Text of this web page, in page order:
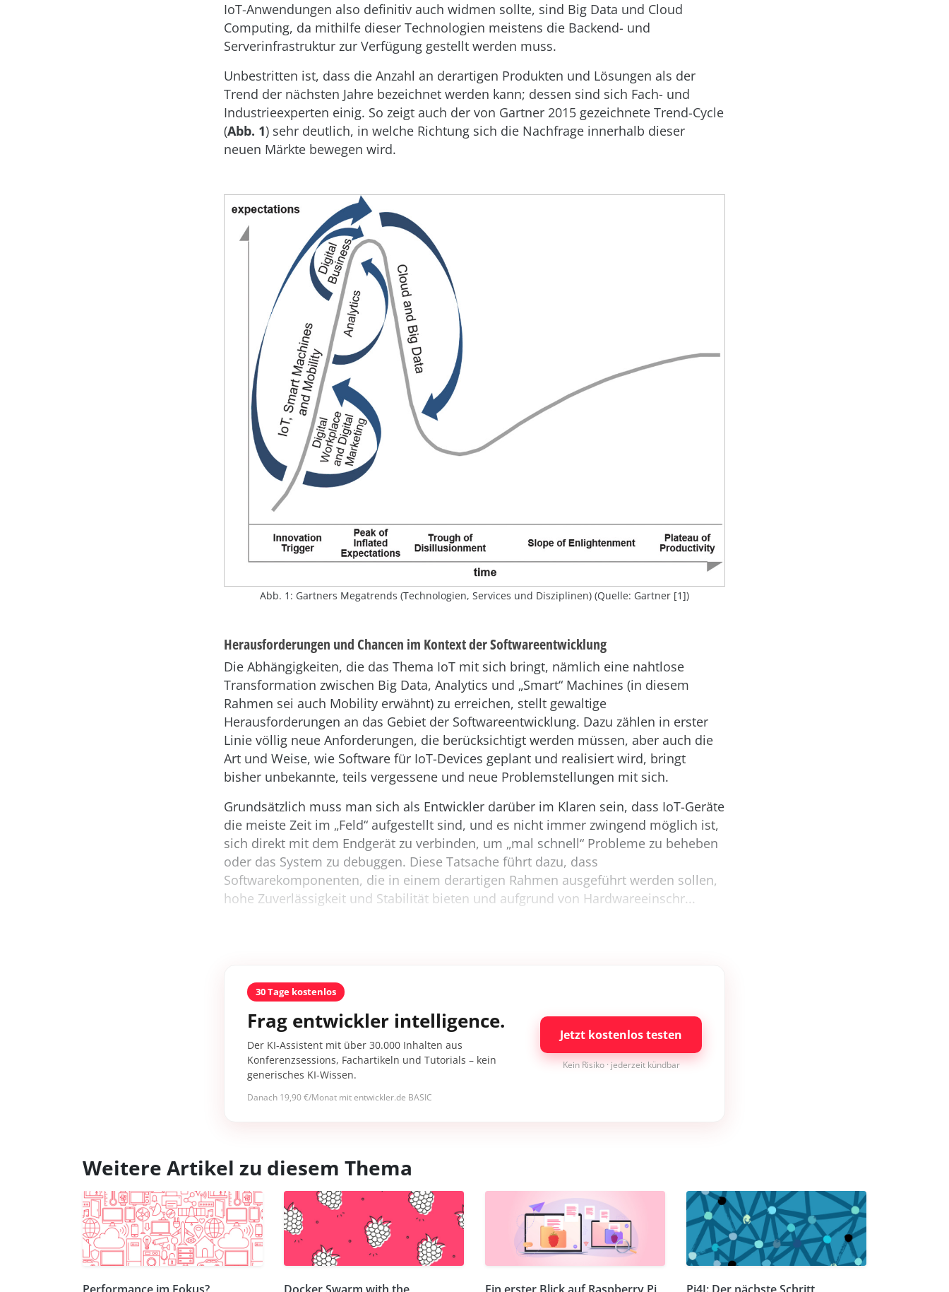
IoT-Anwendungen also definitiv auch widmen sollte, sind Big Data und Cloud
Computing, da mithilfe dieser Technologien meistens die Backend- und
Serverinfrastruktur zur Verfügung gestellt werden muss.
Unbestritten ist, dass die Anzahl an derartigen Produkten und Lösungen als der
Trend der nächsten Jahre bezeichnet werden kann; dessen sind sich Fach- und
Industrieexperten einig. So zeigt auch der von Gartner 2015 gezeichnete Trend-Cycle
(Abb. 1) sehr deutlich, in welche Richtung sich die Nachfrage innerhalb dieser
neuen Märkte bewegen wird.
Abb. 1: Gartners Megatrends (Technologien, Services und Disziplinen) (Quelle: Gartner [1])
Herausforderungen und Chancen im Kontext der Softwareentwicklung
Die Abhängigkeiten, die das Thema IoT mit sich bringt, nämlich eine nahtlose
Transformation zwischen Big Data, Analytics und „Smart“ Machines (in diesem
Rahmen sei auch Mobility erwähnt) zu erreichen, stellt gewaltige
Herausforderungen an das Gebiet der Softwareentwicklung. Dazu zählen in erster
Linie völlig neue Anforderungen, die berücksichtigt werden müssen, aber auch die
Art und Weise, wie Software für IoT-Devices geplant und realisiert wird, bringt
bisher unbekannte, teils vergessene und neue Problemstellungen mit sich.
Grundsätzlich muss man sich als Entwickler darüber im Klaren sein, dass IoT-Geräte
die meiste Zeit im „Feld“ aufgestellt sind, und es nicht immer zwingend möglich ist,
sich direkt mit dem Endgerät zu verbinden, um „mal schnell“ Probleme zu beheben
oder das System zu debuggen. Diese Tatsache führt dazu, dass
Softwarekomponenten, die in einem derartigen Rahmen ausgeführt werden sollen,
hohe Zuverlässigkeit und Stabilität bieten und aufgrund von Hardwareeinschr...
30 Tage kostenlos
Frag entwickler intelligence.
Der KI-Assistent mit über 30.000 Inhalten aus
Konferenzsessions, Fachartikeln und Tutorials – kein
generisches KI-Wissen.
Danach 19,90 €/Monat mit entwickler.de BASIC
Jetzt kostenlos testen
Kein Risiko · jederzeit kündbar
Weitere Artikel zu diesem Thema